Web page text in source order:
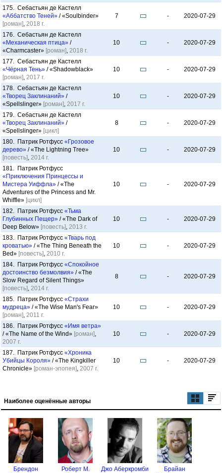
175. Себастьян де Кастелл
«Аббатство Теней» / «Soulbinder»
[роман], 2018 г.
7 - 2020-07-29
176. Себастьян де Кастелл
«Механическая птица» /
«Charmcaster» [роман], 2018 г.
10 - 2020-07-29
177. Себастьян де Кастелл
«Чёрная Тень» / «Shadowblack»
[роман], 2017 г.
10 - 2020-07-29
178. Себастьян де Кастелл
«Творец Заклинаний» /
«Spellslinger» [роман], 2017 г.
10 - 2020-07-29
179. Себастьян де Кастелл
«Творец Заклинаний» /
«Spellslinger» [цикл]
8 - 2020-07-29
180. Патрик Ротфусс «Грозовое
дерево» / «The Lightning Tree»
[повесть], 2014 г.
10 - 2020-07-29
181. Патрик Ротфусс
«Приключения Принцессы и
Мистера Уиффла» / «The
Adventures of the Princess and Mr.
Whiffle» [цикл]
10 - 2020-07-29
182. Патрик Ротфусс «Тьма
Глубинных Пещер» / «The Dark of
Deep Below» [повесть], 2013 г.
10 - 2020-07-29
183. Патрик Ротфусс «Тварь под
кроватью» / «The Thing Beneath the
Bed» [повесть], 2010 г.
10 - 2020-07-29
184. Патрик Ротфусс «Спокойное
достоинство безмолвия» / «The
Slow Regard of Silent Things»
[повесть], 2014 г.
8 - 2020-07-29
185. Патрик Ротфусс «Страхи
мудреца» / «The Wise Man's Fear»
[роман], 2011 г.
10 - 2020-07-29
186. Патрик Ротфусс «Имя ветра»
/ «The Name of the Wind» [роман],
2007 г.
10 - 2020-07-29
187. Патрик Ротфусс «Хроника
Убийцы Короля» / «The Kingkiller
Chronicle» [роман-эпопея], 2007 г.
10 - 2020-07-29
Наиболее оценённые авторы
Брендон
Роберт М.
Джо Аберкромби
Брайан